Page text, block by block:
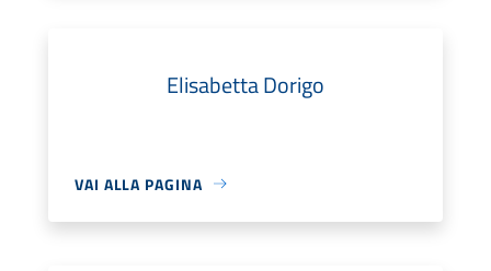
Elisabetta Dorigo
VAI ALLA PAGINA